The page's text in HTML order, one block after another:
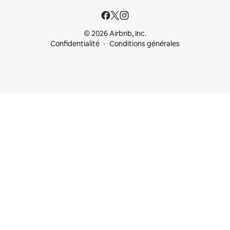
© 2026 Airbnb, Inc.
Confidentialité
Conditions générales